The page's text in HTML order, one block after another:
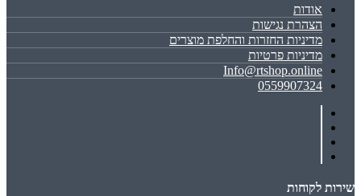
אודות
הצהרת נגישות
מדיניות החזרות והחלפת מוצרים
מדיניות פרטיות
Info@rtshop.online
0559907324
שירות לקוחות